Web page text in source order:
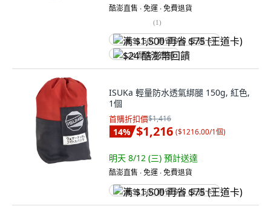
酷澎直售 ∙ 免運 ∙ 免費退貨
(1)
满 $1,500 再省 $75 (王道卡)
$24 酷澎幣回饋
ISUKa 輕量防水透氣綁腿 150g, 紅色,
1個
首購折扣價$1,416
14% $1,216 ($1216.00/1個)
明天 8/12 (三) 預計送達
酷澎直售 ∙ 免運 ∙ 免費退貨
满 $1,500 再省 $75 (王道卡)